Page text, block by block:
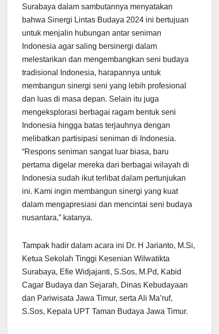
Surabaya dalam sambutannya menyatakan
bahwa Sinergi Lintas Budaya 2024 ini bertujuan
untuk menjalin hubungan antar seniman
Indonesia agar saling bersinergi dalam
melestarikan dan mengembangkan seni budaya
tradisional Indonesia, harapannya untuk
membangun sinergi seni yang lebih profesional
dan luas di masa depan. Selain itu juga
mengeksplorasi berbagai ragam bentuk seni
Indonesia hingga batas terjauhnya dengan
melibatkan partisipasi seniman di Indonesia.
“Respons seniman sangat luar biasa, baru
pertama digelar mereka dari berbagai wilayah di
Indonesia sudah ikut terlibat dalam pertunjukan
ini. Kami ingin membangun sinergi yang kuat
dalam mengapresiasi dan mencintai seni budaya
nusantara,” katanya.
Tampak hadir dalam acara ini Dr. H Jarianto, M.Si,
Ketua Sekolah Tinggi Kesenian Wilwatikta
Surabaya, Efie Widjajanti, S.Sos, M.Pd, Kabid
Cagar Budaya dan Sejarah, Dinas Kebudayaan
dan Pariwisata Jawa Timur, serta Ali Ma’ruf,
S.Sos, Kepala UPT Taman Budaya Jawa Timur.